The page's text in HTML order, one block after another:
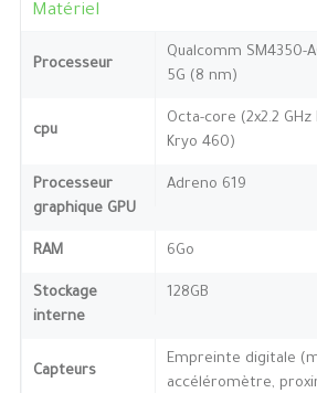
Matériel
Processeur
Qualcomm SM4350-
5G (8 nm)
cpu
Octa-core (2x2.2
Kryo 460)
Processeur
graphique GPU
Adreno 619
RAM 6Go
Stockage
interne
128GB
Capteurs
Empreinte digitale
accéléromètre,